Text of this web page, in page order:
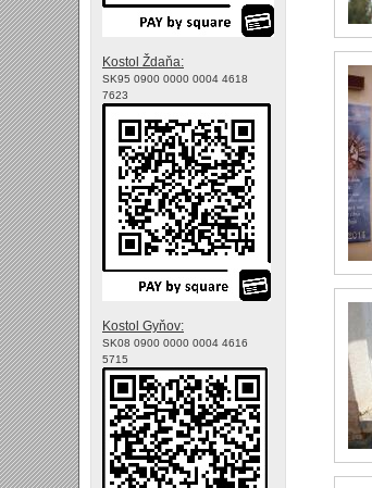
Kostol Ždaňa:
SK95 0900 0000 0004 4618
7623
Kostol Gyňov:
SK08 0900 0000 0004 4616
5715